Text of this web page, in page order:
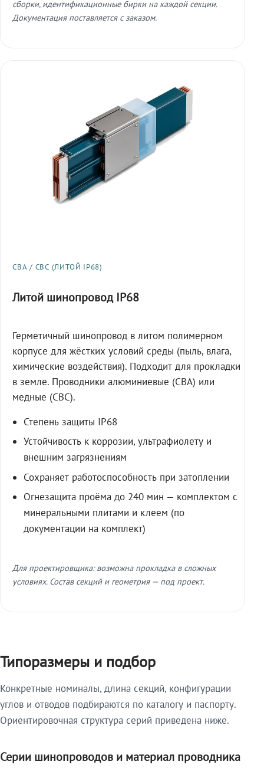
сборки, идентификационные бирки на каждой секции.
Документация поставляется с заказом.
СВА / СВС (ЛИТОЙ IP68)
Литой шинопровод IP68
Герметичный шинопровод в литом полимерном
корпусе для жёстких условий среды (пыль, влага,
химические воздействия). Подходит для прокладки
в земле. Проводники алюминиевые (СВА) или
медные (СВС).
Степень защиты IP68
Устойчивость к коррозии, ультрафиолету и
внешним загрязнениям
Сохраняет работоспособность при затоплении
Огнезащита проёма до 240 мин — комплектом с
минеральными плитами и клеем (по
документации на комплект)
Для проектировщика: возможна прокладка в сложных
условиях. Состав секций и геометрия — под проект.
Типоразмеры и подбор
Конкретные номиналы, длина секций, конфигурации
углов и отводов подбираются по каталогу и паспорту.
Ориентировочная структура серий приведена ниже.
Серии шинопроводов и материал проводника